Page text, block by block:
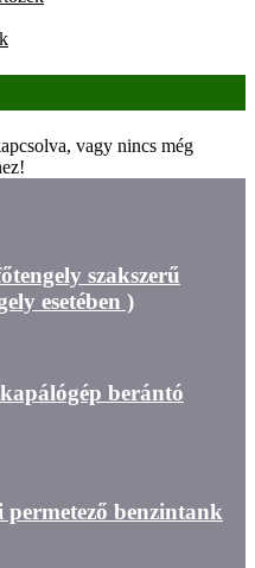
vagy nincs még
szakszerű
esetében )
berántó
benzintank